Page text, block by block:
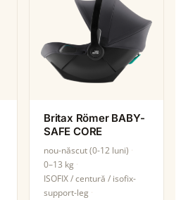
Britax Römer BABY-
SAFE CORE
nou-născut (0-12 luni)
0–13 kg
ISOFIX / centură / isofix-
support-leg